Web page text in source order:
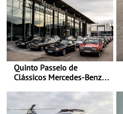
Quinto Passeio de
Clássicos Mercedes-Benz
inscrições abertas